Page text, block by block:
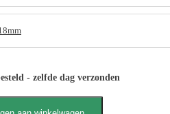
- zelfde dag verzonden